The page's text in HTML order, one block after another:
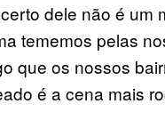
dele não é um
tememos pelas
que os nossos
é a cena mais